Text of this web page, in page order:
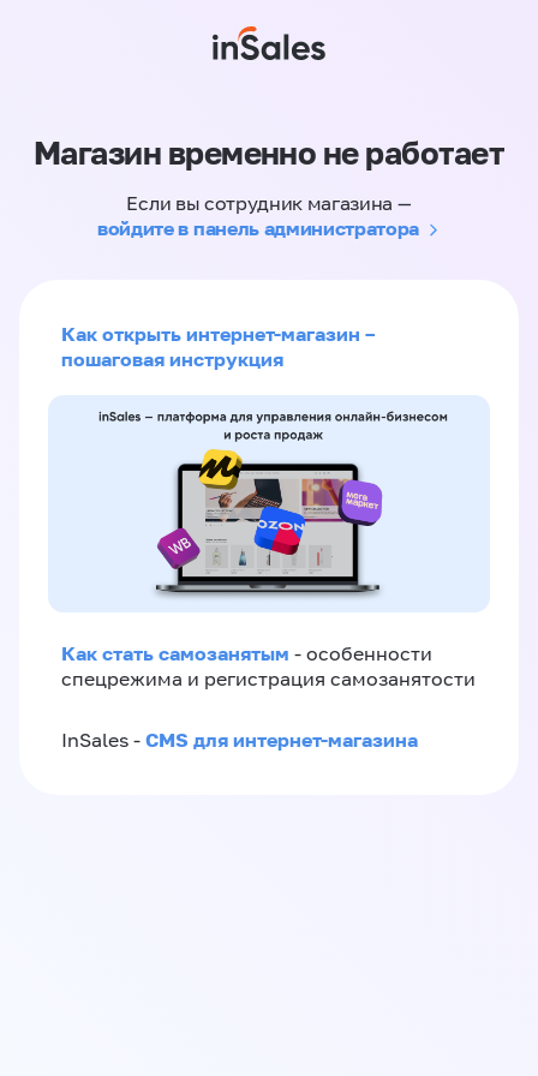
Магазин временно не работает
Если вы сотрудник магазина —
войдите в панель администратора
Как открыть интернет-магазин –
пошаговая инструкция
Как стать самозанятым - особенности
спецрежима и регистрация самозанятости
InSales - CMS для интернет-магазина